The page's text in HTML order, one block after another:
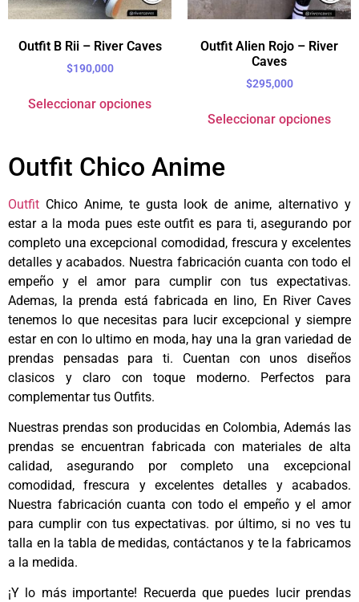
Outfit B Rii – River Caves
$190,000
Seleccionar opciones
Outfit Alien Rojo – River
Caves
$295,000
Seleccionar opciones
Outfit Chico Anime
Outfit Chico Anime, te gusta look de anime, alternativo y
estar a la moda pues este outfit es para ti, asegurando por
completo una excepcional comodidad, frescura y excelentes
detalles y acabados. Nuestra fabricación cuanta con todo el
empeño y el amor para cumplir con tus expectativas.
Ademas, la prenda está fabricada en lino, En River Caves
tenemos lo que necesitas para lucirexcepcional y siempre
estar en con lo ultimo en moda, hay una la gran variedad de
prendas pensadas para ti. Cuentan con unos diseños
clasicos y claro con toque moderno. Perfectos para
complementar tus Outfits.
Nuestras prendas son producidas en Colombia, Además las
prendas se encuentran fabricada con materiales de alta
calidad, asegurando por completo una excepcional
comodidad, frescura y excelentes detalles y acabados.
Nuestra fabricación cuanta con todo el empeño y el amor
para cumplir con tus expectativas. por último, si no ves tu
talla en la tabla de medidas, contáctanos y te la fabricamos
a la medida.
¡Y lo más importante! Recuerda que puedes lucir prendas